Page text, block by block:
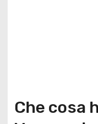
Che cosa